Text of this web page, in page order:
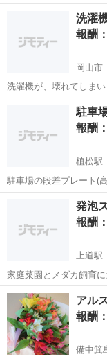
ける作業や、 その大豆
認、 パックにつめた煮
る作業があります♪ 【
加賀郡 仕
洗濯
報酬
岡山市
洗濯機が、壊れてしま
と、持って来てほしい
岡山市 買
駐車
報酬：
植松駅
駐車場の段差プレート(
る人居ませんか？ 無料
すので宜しくお願いし
岡山市 植
発泡
報酬
上道駅
家庭菜園とメダカ飼育
ださる方はいませんか
岡山 岡山市 上
アル
報酬
備中箕